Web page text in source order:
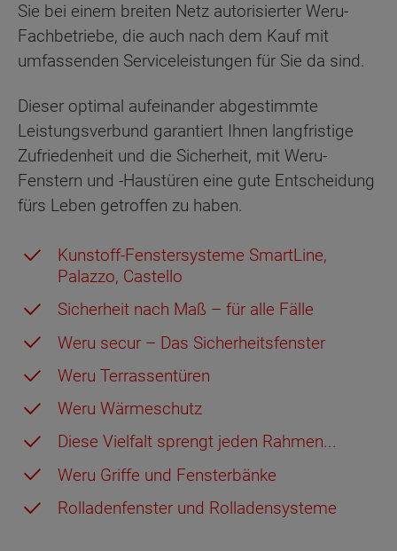
Sie bei einem breiten Netz autorisierter Weru-
Fachbetriebe, die auch nach dem Kauf mit
umfassenden Serviceleistungen für Sie da sind.
Dieser optimal aufeinander abgestimmte
Leistungsverbund garantiert Ihnen langfristige
Zufriedenheit und die Sicherheit, mit Weru-
Fenstern und -Haustüren eine gute Entscheidung
fürs Leben getroffen zu haben.
Kunstoff-Fenstersysteme SmartLine,
Palazzo, Castello
Sicherheit nach Maß – für alle Fälle
Weru secur – Das Sicherheitsfenster
Weru Terrassentüren
Weru Wärmeschutz
Diese Vielfalt sprengt jeden Rahmen...
Weru Griffe und Fensterbänke
Rolladenfenster und Rolladensysteme